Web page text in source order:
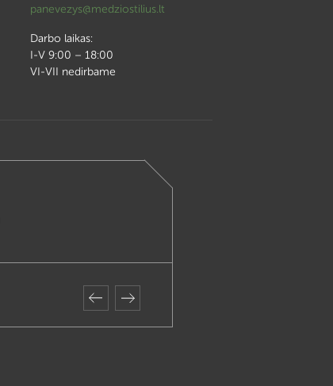
panevezys@medziostilius.lt
Darbo laikas:
I-V 9:00 – 18:00
VI-VII nedirbame